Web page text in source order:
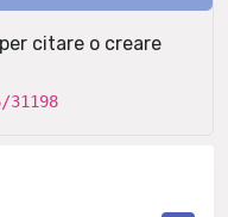
citare o creare